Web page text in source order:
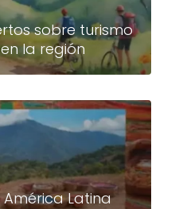
sobre turismo
la región
América Latina